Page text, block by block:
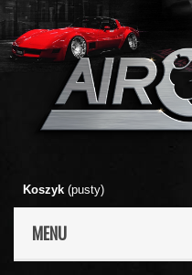
Koszyk (pusty)
MENU